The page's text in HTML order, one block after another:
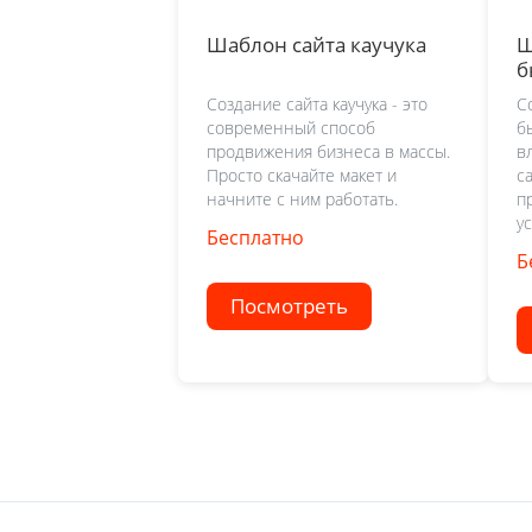
Шаблон сайта каучука
Создание сайта каучука - это
современный способ
продвижения бизнеса в массы.
Просто скачайте макет и
начните с ним работать.
Бесплатно
Посмотреть